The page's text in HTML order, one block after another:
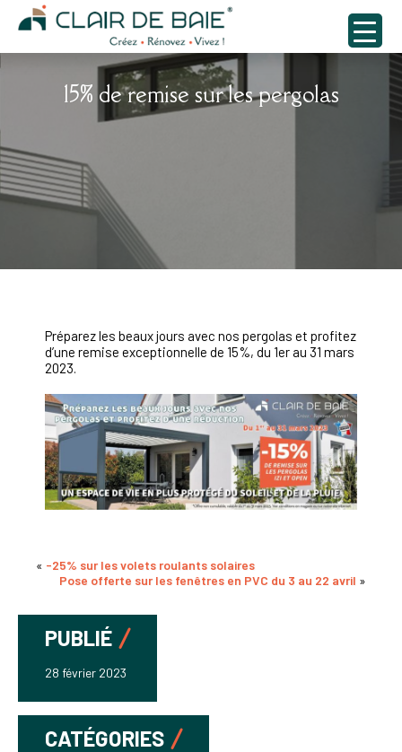
15% de remise sur les pergolas
Préparez les beaux jours avec nos pergolas et profitez
d’une remise exceptionnelle de 15%, du 1er au 31 mars
2023.
« -25% sur les volets roulants solaires
Pose offerte sur les fenêtres en PVC du 3 au 22 avril »
PUBLIÉ
28 février 2023
CATÉGORIES